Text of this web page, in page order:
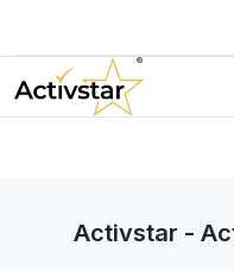
Activstar -